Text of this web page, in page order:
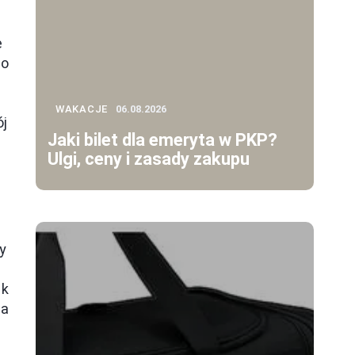
WAKACJE 06.08.2026
Jaki bilet dla emeryta w PKP?
Ulgi, ceny i zasady zakupu